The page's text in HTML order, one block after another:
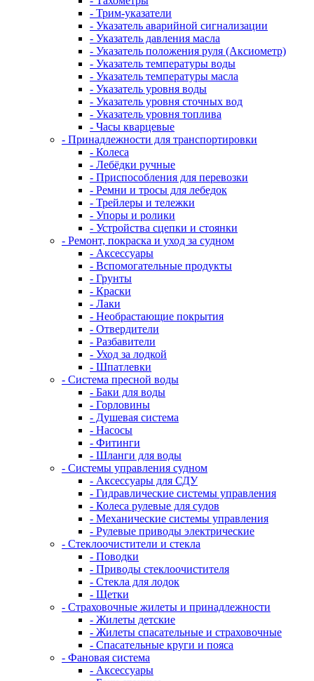
- Трим-указатели
- Указатель аварийной сигнализации
- Указатель давления масла
- Указатель положения руля (Аксиометр)
- Указатель температуры воды
- Указатель температуры масла
- Указатель уровня воды
- Указатель уровня сточных вод
- Указатель уровня топлива
- Часы кварцевые
- Принадлежности для транспортировки
- Колеса
- Лебёдки ручные
- Приспособления для перевозки
- Ремни и тросы для лебедок
- Трейлеры и тележки
- Упоры и ролики
- Устройства сцепки и стоянки
- Ремонт, покраска и уход за судном
- Аксессуары
- Вспомогательные продукты
- Грунты
- Краски
- Лаки
- Необрастающие покрытия
- Отвердители
- Разбавители
- Уход за лодкой
- Шпатлевки
- Система пресной воды
- Баки для воды
- Горловины
- Душевая система
- Насосы
- Фитинги
- Шланги для воды
- Системы управления судном
- Аксессуары для СДУ
- Гидравлические системы управления
- Колеса рулевые для судов
- Механические системы управления
- Рулевые приводы электрические
- Стеклоочистители и стекла
- Поводки
- Приводы стеклоочистителя
- Стекла для лодок
- Щетки
- Страховочные жилеты и принадлежности
- Жилеты детские
- Жилеты спасательные и страховочные
- Спасательные круги и пояса
- Фановая система
- Аксессуары